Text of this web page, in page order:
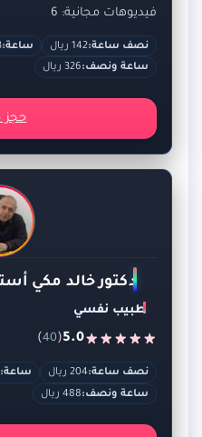
فيديوهات مجانية: 6
نصف ساعة:142 ريال ساعة:
ساعة ونصف:326 ريال
حجز
دكتور خالد مكي
طبيب نفسي
5.0
(
40
)
نصف ساعة:204 ريال ساعة:
ساعة ونصف:488 ريال